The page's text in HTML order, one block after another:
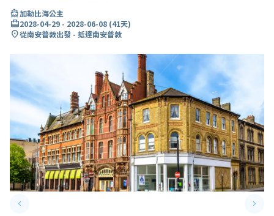
directions_boat加勒比海公主
card_travel2028-04-29 - 2028-06-08 (41天)
location_on從南安普敦出發 - 抵達南安普敦
keyboard_arrow_leftPrevious slide keyboard_arrow_right